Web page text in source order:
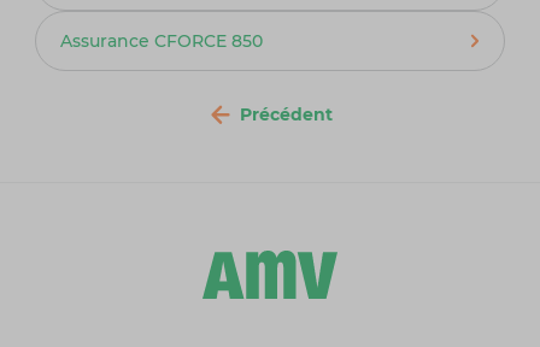
Assurance CFORCE 850
Précédent